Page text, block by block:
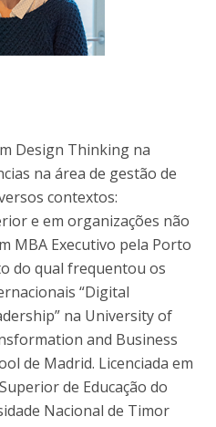
Design Thinking na
na área de gestão de
contextos:
e em organizações não
MBA Executivo pela Porto
do qual frequentou os
“Digital
na University of
and Business
de Madrid. Licenciada em
de Educação do
Nacional de Timor